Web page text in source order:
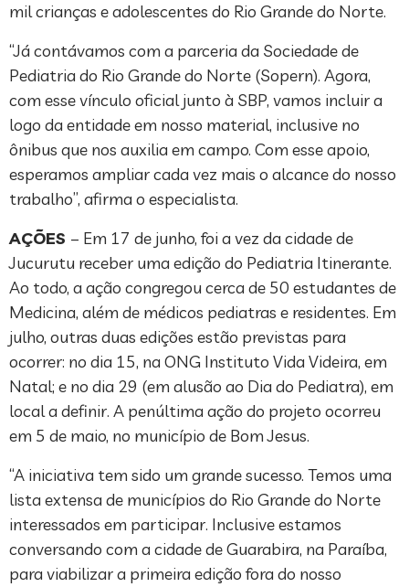
mil crianças e adolescentes do Rio Grande do Norte.
“Já contávamos com a parceria da Sociedade de
Pediatria do Rio Grande do Norte (Sopern). Agora,
com esse vínculo oficial junto à SBP, vamos incluir a
logo da entidade em nosso material, inclusive no
ônibus que nos auxilia em campo. Com esse apoio,
esperamos ampliar cada vez mais o alcance do nosso
trabalho”, afirma o especialista.
AÇÕES – Em 17 de junho, foi a vez da cidade de
Jucurutu receber uma edição do Pediatria Itinerante.
Ao todo, a ação congregou cerca de 50 estudantes de
Medicina, além de médicos pediatras e residentes. Em
julho, outras duas edições estão previstas para
ocorrer: no dia 15, na ONG Instituto Vida Videira, em
Natal; e no dia 29 (em alusão ao Dia do Pediatra), em
local a definir. A penúltima ação do projeto ocorreu
em 5 de maio, no município de Bom Jesus.
“A iniciativa tem sido um grande sucesso. Temos uma
lista extensa de municípios do Rio Grande do Norte
interessados em participar. Inclusive estamos
conversando com a cidade de Guarabira, na Paraíba,
para viabilizar a primeira edição fora do nosso